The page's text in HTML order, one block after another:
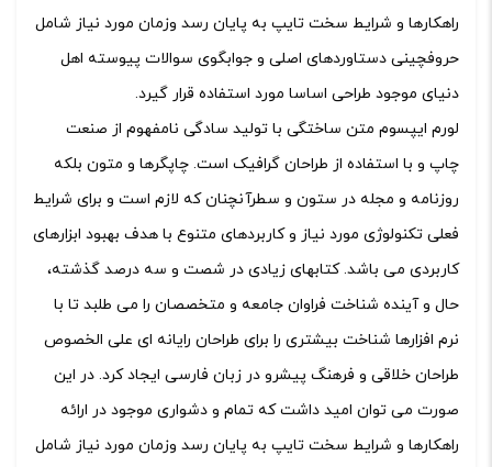
راهکارها و شرایط سخت تایپ به پایان رسد وزمان مورد نیاز شامل
حروفچینی دستاوردهای اصلی و جوابگوی سوالات پیوسته اهل
دنیای موجود طراحی اساسا مورد استفاده قرار گیرد.
لورم ایپسوم متن ساختگی با تولید سادگی نامفهوم از صنعت
چاپ و با استفاده از طراحان گرافیک است. چاپگرها و متون بلکه
روزنامه و مجله در ستون و سطرآنچنان که لازم است و برای شرایط
فعلی تکنولوژی مورد نیاز و کاربردهای متنوع با هدف بهبود ابزارهای
کاربردی می باشد. کتابهای زیادی در شصت و سه درصد گذشته،
حال و آینده شناخت فراوان جامعه و متخصصان را می طلبد تا با
نرم افزارها شناخت بیشتری را برای طراحان رایانه ای علی الخصوص
طراحان خلاقی و فرهنگ پیشرو در زبان فارسی ایجاد کرد. در این
صورت می توان امید داشت که تمام و دشواری موجود در ارائه
راهکارها و شرایط سخت تایپ به پایان رسد وزمان مورد نیاز شامل